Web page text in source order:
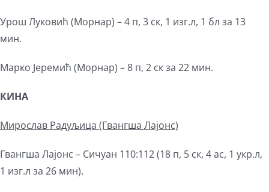
Урош Луковић (Морнар) – 4 п, 3 ск, 1 изг.л, 1 бл за 13
мин.
Марко Јеремић (Морнар) – 8 п, 2 ск за 22 мин.
КИНА
Мирослав Радуљица (Гвангша Лајонс)
Гвангша Лајонс – Сичуан 110:112 (18 п, 5 ск, 4 ас, 1 укр.л,
1 изг.л за 26 мин).